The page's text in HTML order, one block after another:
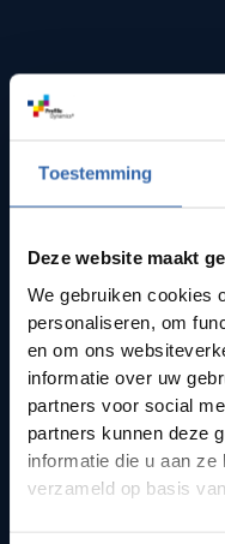
Toestemming
Deze website maakt
We gebruiken cookies
personaliseren, om
en om ons
informatie over uw
partners voor social
partners kunnen deze
informatie die u aan
verzameld op basis